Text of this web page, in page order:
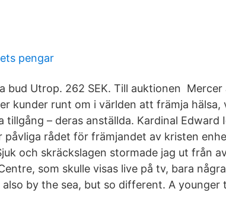
pengar
bud Utrop. 262 SEK. Till auktionen Mercer
kunder runt om i världen att främja hälsa,
tillgång – deras anställda. Kardinal Edward
rådet för främjandet av kristen
och skräckslagen stormade jag ut från
som skulle visas live på tv, bara
by the sea, but so different. A younger